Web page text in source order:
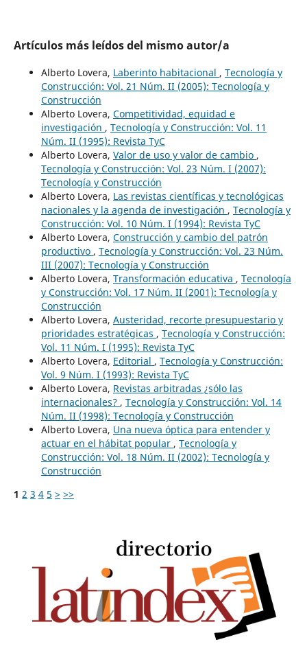
Artículos más leídos del mismo autor/a
Alberto Lovera, Laberinto habitacional , Tecnología y
Construcción: Vol. 21 Núm. II (2005): Tecnología y
Construcción
Alberto Lovera, Competitividad, equidad e
investigación , Tecnología y Construcción: Vol. 11
Núm. II (1995): Revista TyC
Alberto Lovera, Valor de uso y valor de cambio ,
Tecnología y Construcción: Vol. 23 Núm. I (2007):
Tecnología y Construcción
Alberto Lovera, Las revistas científicas y tecnológicas
nacionales y la agenda de investigación , Tecnología y
Construcción: Vol. 10 Núm. I (1994): Revista TyC
Alberto Lovera, Construcción y cambio del patrón
productivo , Tecnología y Construcción: Vol. 23 Núm.
III (2007): Tecnología y Construcción
Alberto Lovera, Transformación educativa , Tecnología
y Construcción: Vol. 17 Núm. II (2001): Tecnología y
Construcción
Alberto Lovera, Austeridad, recorte presupuestario y
prioridades estratégicas , Tecnología y Construcción:
Vol. 11 Núm. I (1995): Revista TyC
Alberto Lovera, Editorial , Tecnología y Construcción:
Vol. 9 Núm. I (1993): Revista TyC
Alberto Lovera, Revistas arbitradas ¿sólo las
internacionales? , Tecnología y Construcción: Vol. 14
Núm. II (1998): Tecnología y Construcción
Alberto Lovera, Una nueva óptica para entender y
actuar en el hábitat popular , Tecnología y
Construcción: Vol. 18 Núm. II (2002): Tecnología y
Construcción
1 2 3 4 5 > >>